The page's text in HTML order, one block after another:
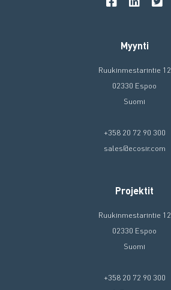
Myynti
Ruukinmestarintie 12
02330 Espoo
Suomi
+358 20 72 90 300
sales@ecosir.com
Projektit
Ruukinmestarintie 12
02330 Espoo
Suomi
+358 20 72 90 300